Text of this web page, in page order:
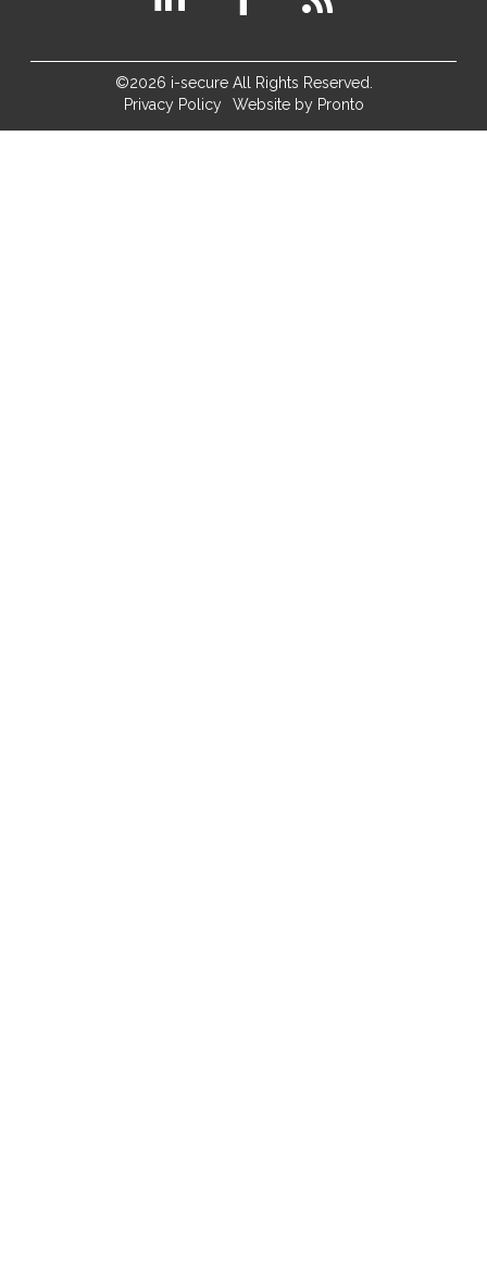
©2026 i-secure All Rights Reserved.
Privacy Policy
Website by Pronto